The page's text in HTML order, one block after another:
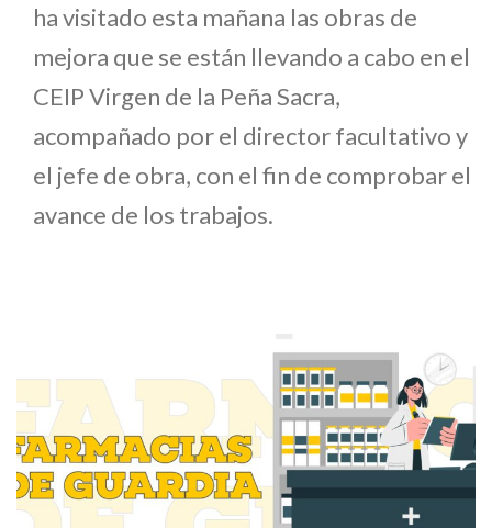
ha visitado esta mañana las obras de
mejora que se están llevando a cabo en el
CEIP Virgen de la Peña Sacra,
acompañado por el director facultativo y
el jefe de obra, con el fin de comprobar el
avance de los trabajos.